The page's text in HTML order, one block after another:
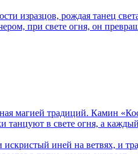
изразцов, рождая танец
при свете огня, он
магией традиций. Камин
в свете огня, а
искристый иней на ветвях, и